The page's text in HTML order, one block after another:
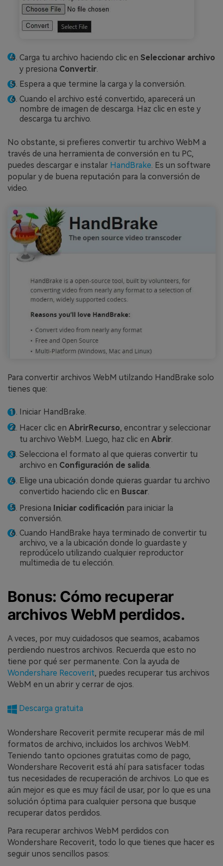
Carga tu archivo haciendo clic en Seleccionar archivo
y presiona Convertir
Espera a que termine la carga y la conversión.
Cuando el archivo esté convertido, aparecerá un
nombre de imagen de descarga. Haz clic en este y
descarga tu archivo.
No obstante, si prefieres convertir tu archivo WebM a
través de una herramienta de conversión en tu PC,
puedes descargar e instalar HandBrake. Es un software
popular y de buena reputación para la conversión de
video.
Para convertir archivos WebM utilzando HandBrake solo
tienes que:
Iniciar HandBrake.
Hacer clic en AbrirRecurso, encontrar y seleccionar
tu archivo WebM. Luego, haz clic en Abrir.
Selecciona el formato al que quieras convertir tu
archivo en Configuración de salida.
Elige una ubicación donde quieras guardar tu archivo
convertido haciendo clic en Buscar.
Presiona Iniciar codificación para iniciar la
conversión.
Cuando HandBrake haya terminado de convertir tu
archivo, ve a la ubicación donde lo guardaste y
reprodúcelo utilizando cualquier reproductor
multimedia de tu elección.
Bonus: Cómo recuperar
archivos WebM perdidos.
A veces, por muy cuidadosos que seamos, acabamos
perdiendo nuestros archivos. Recuerda que esto no
tiene por qué ser permanente. Con la ayuda de
Wondershare Recoverit, puedes recuperar tus archivos
WebM en un abrir y cerrar de ojos.
Descarga gratuita
Wondershare Recoverit permite recuperar más de mil
formatos de archivo, incluidos los archivos WebM.
Teniendo tanto opciones gratuitas como de pago,
Wondershare Recoverit está ahí para satisfacer todas
tus necesidades de recuperación de archivos. Lo que es
aún mejor es que es muy fácil de usar, por lo que es una
solución óptima para cualquier persona que busque
recuperar datos perdidos.
Para recuperar archivos WebM perdidos con
Wondershare Recoverit, todo lo que tienes que hacer es
seguir unos sencillos pasos: